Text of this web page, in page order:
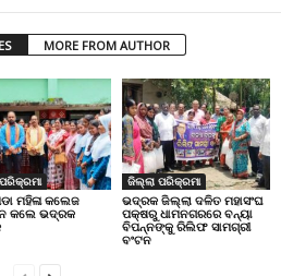
MORE FROM AUTHOR
ମହିଳା କଲେଜ
କଲେ ଭଦ୍ରକ
ଜିଲ୍ଲା ପରିକ୍ରମା
ଭଦ୍ରକ ଜିଲ୍ଲା ଦଳିତ ମହାସଂଘ
ପକ୍ଷରୁ ଧାମନଗରରେ ବନ୍ୟା
ବିପନ୍ନଙ୍କୁ ରିଲିଫ ସାମଗ୍ରୀ
ବଂଟନ